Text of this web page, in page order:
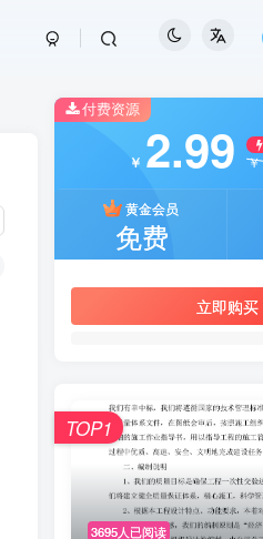
付费资源
￥ 2.99 ￥
黄金会员
免费
立即购买
3695人已阅读
TOP1